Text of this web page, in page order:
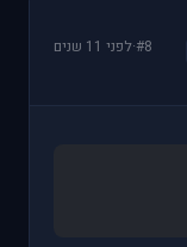
#8
·לפני 11 שנים